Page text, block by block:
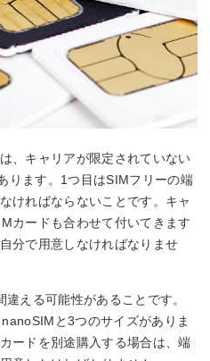
、キャリアが限定されていない
ります。1つ目はSIMフリーの端
ければならないことです。キャ
カードも合わせて付いてきます
分で用意しなければなりませ
える可能性があることです。
と3つのサイズがありま
ードを別途購入する場合は、端